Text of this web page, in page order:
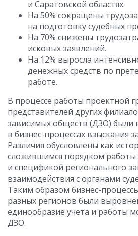
и Саратовской областях.
На 50% сокращены
на подготовку судебных
На 70% снижены
исковых заявлений.
На 12% выросла
денежных средств по
работе.
В процессе работы проектной
представителей других
зависимых обществ (ДЗО) были
в бизнес-процессах взыскания
Различия обусловлены как
сложившимся порядком
и спецификой регионального
взаимодействия с органами
Таким образом бизнес-
разных регионов были
единообразие учета и работы
ДЗО.